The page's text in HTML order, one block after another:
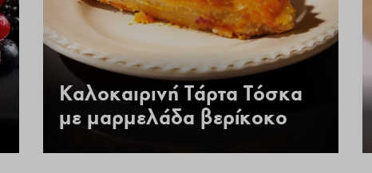
Καλοκαιρινή Τάρτα Τόσκα
με μαρμελάδα βερίκοκο